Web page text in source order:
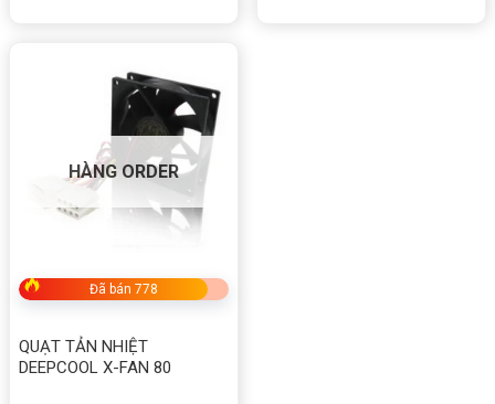
HÀNG ORDER
Đã bán 778
QUẠT TẢN NHIỆT
DEEPCOOL X-FAN 80